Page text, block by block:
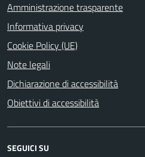
Amministrazione trasparente
Informativa privacy
Cookie Policy (UE)
Note legali
Dichiarazione di accessibilità
Obiettivi di accessibilità
SEGUICI SU